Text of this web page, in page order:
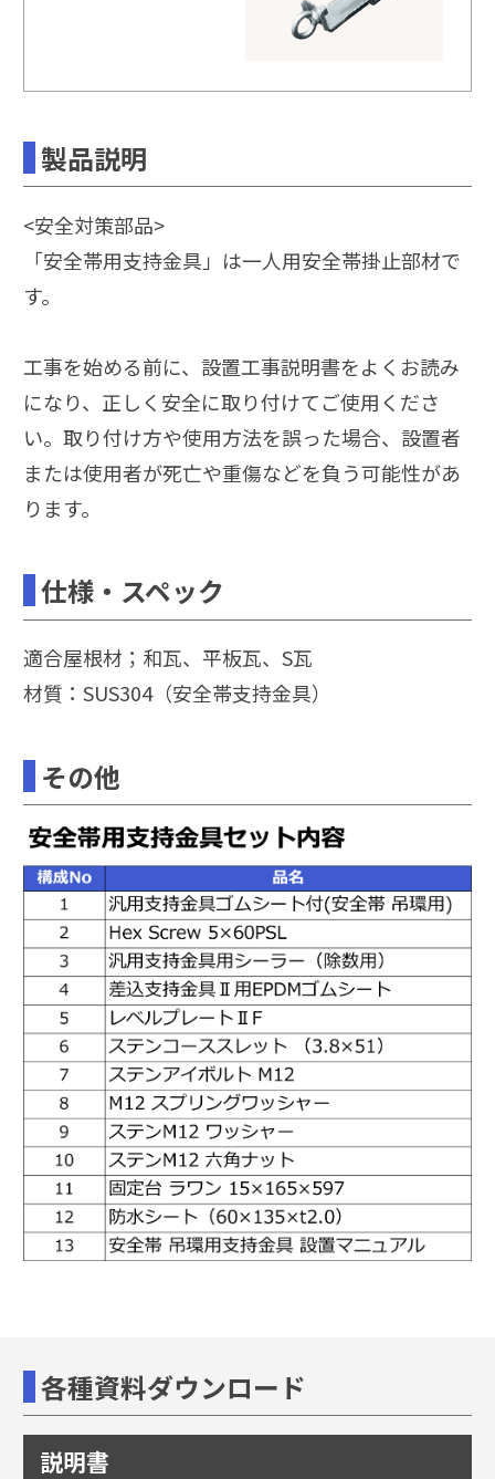
製品説明
<安全対策部品>
「安全帯用支持金具」は一人用安全帯掛止部材で
す。
工事を始める前に、設置工事説明書をよくお読み
になり、正しく安全に取り付けてご使用くださ
い。取り付け方や使用方法を誤った場合、設置者
または使用者が死亡や重傷などを負う可能性があ
ります。
仕様・スペック
適合屋根材；和瓦、平板瓦、S瓦
材質：SUS304（安全帯支持金具）
その他
各種資料ダウンロード
説明書